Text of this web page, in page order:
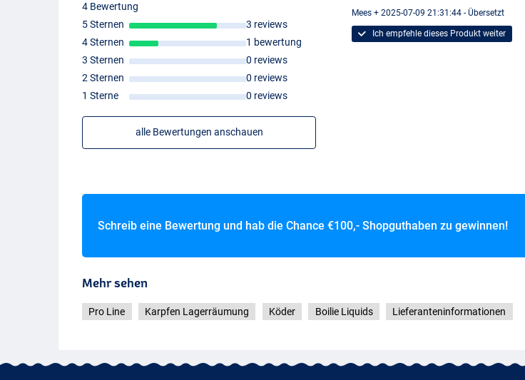
BBQ N-Butyric
4 Bewertung
5 Sternen
3 reviews
4 Sternen
1 bewertung
3 Sternen
0 reviews
2 Sternen
0 reviews
1 Sterne
0 reviews
alle Bewertungen anschauen
Mees + 2025-07-09 21:31:44 - Übersetzt
Ich empfehle dieses Produkt weiter
Schreib eine Bewertung und hab die Chance €100,- Shopguthaben zu gewinnen!
Mehr sehen
Pro Line Karpfen Lagerräumung Köder Boilie Liquids Lieferanteninformationen